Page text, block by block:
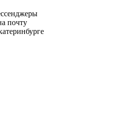
почту